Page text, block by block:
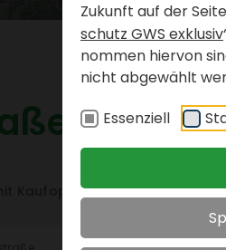
Zukunft auf der Seite
schutz GWS exklusiv
nommen hiervon
nicht abge­wählt
Essen­ziell
57 / 302
Kauf­op­tion